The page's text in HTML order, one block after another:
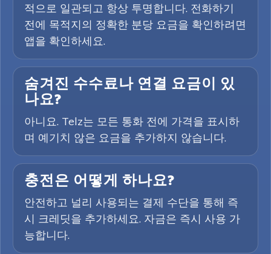
적으로 일관되고 항상 투명합니다. 전화하기
전에 목적지의 정확한 분당 요금을 확인하려면
앱을 확인하세요.
숨겨진 수수료나 연결 요금이 있
나요?
아니요. Telz는 모든 통화 전에 가격을 표시하
며 예기치 않은 요금을 추가하지 않습니다.
충전은 어떻게 하나요?
안전하고 널리 사용되는 결제 수단을 통해 즉
시 크레딧을 추가하세요. 자금은 즉시 사용 가
능합니다.